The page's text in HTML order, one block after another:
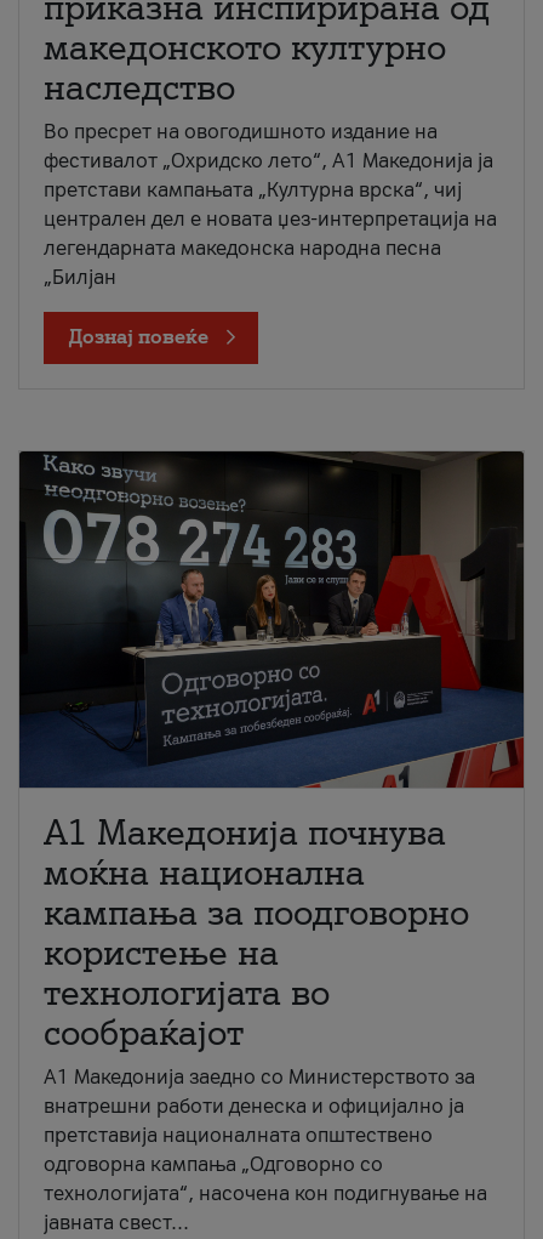
македонското културно
наследство
Во пресрет на овогодишното издание на
фестивалот „Охридско лето“, А1 Македонија ја
претстави кампањата „Културна врска“, чиј
централен дел е новата џез-интерпретација на
легендарната македонска народна песна
„Билјан
Дознај повеќе
A1 Македонија почнува
моќна национална
кампања за поодговорно
користење на
технологијата во
сообраќајот
A1 Македонија заедно со Министерството за
внатрешни работи денеска и официјално ја
претставија националната општествено
одговорна кампања „Одговорно со
технологијата“, насочена кон подигнување на
јавната свест...